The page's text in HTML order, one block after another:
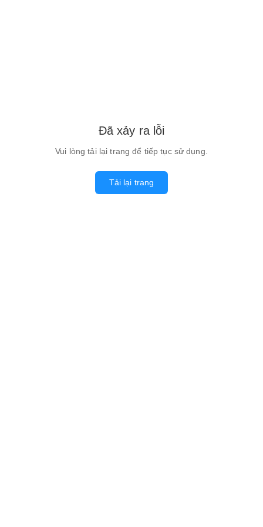
Đã xảy ra lỗi
Vui lòng tải lại trang để tiếp tục sử dụng.
Tải lại trang